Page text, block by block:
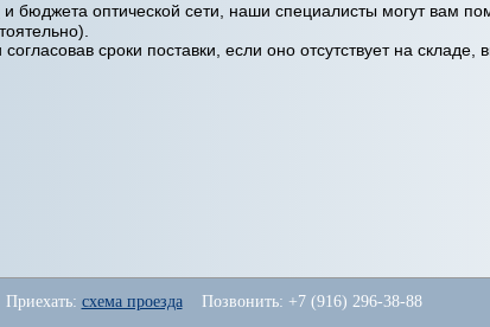
и бюджета оптической сети, наши специалисты могут вам
сроки поставки, если оно отсутствует на складе,
Приехать:
схема проезда
    Позвонить: +7 (916) 296-38-88